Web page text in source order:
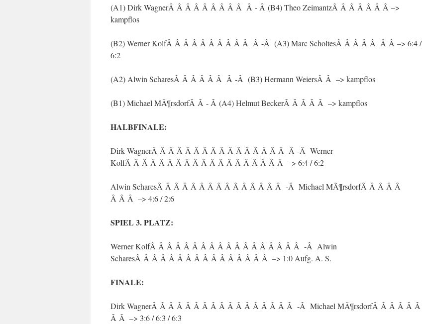
(A1) Dirk WagnerÂ Â Â Â Â Â Â Â Â Â - Â (B4) Theo ZeimantzÂ Â Â Â Â Â Â –>
kampflos
(B2) Werner KolfÂ Â Â Â Â Â Â Â Â Â Â -Â (A3) Marc ScholtesÂ Â Â Â Â Â Â –> 6:4 /
6:2
(A2) Alwin ScharesÂ Â Â Â Â Â Â -Â (B3) Hermann WeiersÂ Â –> kampflos
(B1) Michael MÃ¶rsdorfÂ Â - Â (A4) Helmut BeckerÂ Â Â Â Â –> kampflos
HALBFINALE:
Dirk WagnerÂ Â Â Â Â Â Â Â Â Â Â Â Â Â Â Â Â -Â Werner
KolfÂ Â Â Â Â Â Â Â Â Â Â Â Â Â Â Â Â Â Â –> 6:4 / 6:2
Alwin ScharesÂ Â Â Â Â Â Â Â Â Â Â Â Â Â Â -Â Michael MÃ¶rsdorfÂ Â Â Â Â
Â Â Â –> 4:6 / 2:6
SPIEL 3. PLATZ:
Werner KolfÂ Â Â Â Â Â Â Â Â Â Â Â Â Â Â Â Â Â -Â Alwin
ScharesÂ Â Â Â Â Â Â Â Â Â Â Â Â Â Â Â –> 1:0 Aufg. A. S.
FINALE:
Dirk WagnerÂ Â Â Â Â Â Â Â Â Â Â Â Â Â Â Â Â -Â Michael MÃ¶rsdorfÂ Â Â Â Â Â
Â Â –> 3:6 / 6:3 / 6:3